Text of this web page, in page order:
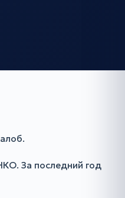
За последний год